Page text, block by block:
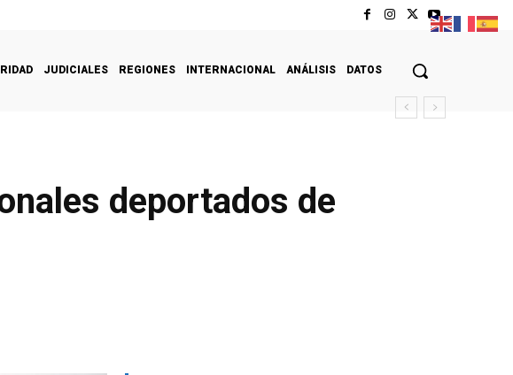
JUDICIALES REGIONES INTERNACIONAL ANÁLISIS DATOS
deportados de